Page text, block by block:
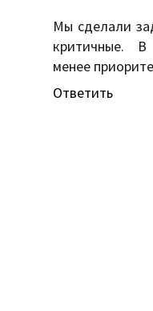
Мы сделали
критичные.
менее
Ответить